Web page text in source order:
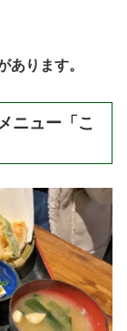
ります。
ニュー「こ